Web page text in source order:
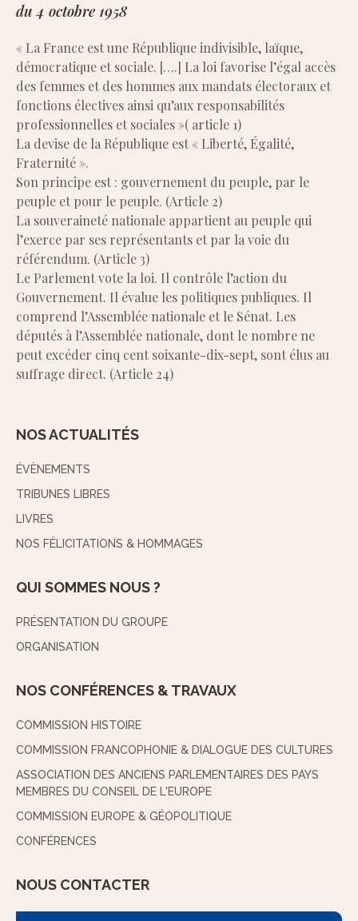
du 4 octobre 1958
« La France est une République indivisible, laïque,
démocratique et sociale. [….] La loi favorise l’égal accès
des femmes et des hommes aux mandats électoraux et
fonctions électives ainsi qu’aux responsabilités
professionnelles et sociales »( article 1)
La devise de la République est « Liberté, Égalité,
Fraternité ».
Son principe est : gouvernement du peuple, par le
peuple et pour le peuple. (Article 2)
La souveraineté nationale appartient au peuple qui
l’exerce par ses représentants et par la voie du
référendum. (Article 3)
Le Parlement vote la loi. Il contrôle l’action du
Gouvernement. Il évalue les politiques publiques. Il
comprend l’Assemblée nationale et le Sénat. Les
députés à l’Assemblée nationale, dont le nombre ne
peut excéder cinq cent soixante-dix-sept, sont élus au
suffrage direct. (Article 24)
NOS ACTUALITÉS
ÉVÈNEMENTS
TRIBUNES LIBRES
LIVRES
NOS FÉLICITATIONS & HOMMAGES
QUI SOMMES NOUS ?
PRÉSENTATION DU GROUPE
ORGANISATION
NOS CONFÉRENCES & TRAVAUX
COMMISSION HISTOIRE
COMMISSION FRANCOPHONIE & DIALOGUE DES CULTURES
ASSOCIATION DES ANCIENS PARLEMENTAIRES DES PAYS
MEMBRES DU CONSEIL DE L'EUROPE
COMMISSION EUROPE & GÉOPOLITIQUE
CONFÉRENCES
NOUS CONTACTER